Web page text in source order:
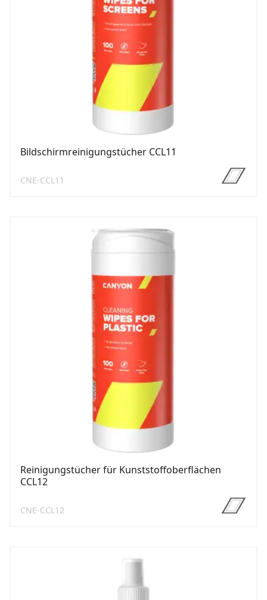
Bildschirmreinigungstücher CCL11
CNE-CCL11
Reinigungstücher für Kunststoffoberflächen
CCL12
CNE-CCL12